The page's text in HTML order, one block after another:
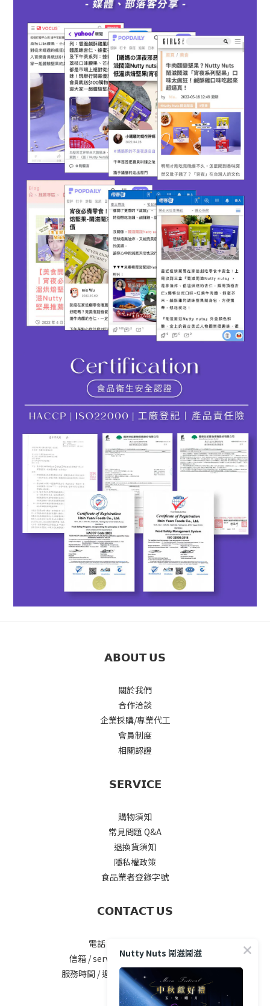
𝗔𝗕𝗢𝗨𝗧 𝗨𝗦
關於我們
合作洽談
企業採購/專業代工
會員制度
相關認證
𝗦𝗘𝗥𝗩𝗜𝗖𝗘
購物須知
常見問題 Q&A
退換貨須知
隱私權政策
食品業者登錄字號
𝗖𝗢𝗡𝗧𝗔𝗖𝗧 𝗨𝗦
電話 / 04-2535-5777#25
信箱 / service@nuttynuts.com.tw
服務時間 / 週一 ~ 週五 8:00am-5.00pm
Nutty Nuts 鬧滋鬧滋